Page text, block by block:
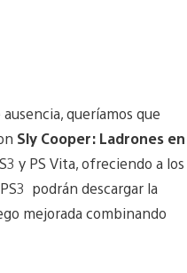
queríamos que
Sly Cooper: Ladrones en
y PS Vita, ofreciendo a los
podrán descargar la
mejorada combinando